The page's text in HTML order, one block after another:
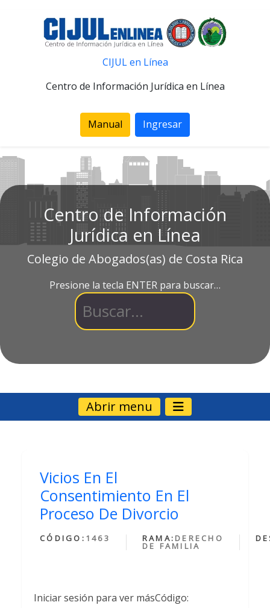
CIJUL en Línea
Centro de Información Jurídica en Línea
Manual Ingresar
Centro de Información
Jurídica en Línea
Colegio de Abogados(as) de Costa Rica
Presione la tecla ENTER para buscar…
Abrir menu
Vicios En El
Consentimiento En El
Proceso De Divorcio
CÓDIGO: 1463 RAMA: DERECHO
DE FAMILIA
Iniciar sesión para ver másCódigo: